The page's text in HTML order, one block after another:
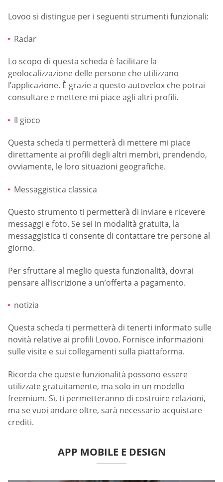
Lovoo si distingue per i seguenti strumenti funzionali:
Radar
Lo scopo di questa scheda è facilitare la
geolocalizzazione delle persone che utilizzano
l’applicazione. È grazie a questo autovelox che potrai
consultare e mettere mi piace agli altri profili.
Il gioco
Questa scheda ti permetterà di mettere mi piace
direttamente ai profili degli altri membri, prendendo,
ovviamente, le loro situazioni geografiche.
Messaggistica classica
Questo strumento ti permetterà di inviare e ricevere
messaggi e foto. Se sei in modalità gratuita, la
messaggistica ti consente di contattare tre persone al
giorno.
Per sfruttare al meglio questa funzionalità, dovrai
pensare all’iscrizione a un’offerta a pagamento.
notizia
Questa scheda ti permetterà di tenerti informato sulle
novità relative ai profili Lovoo. Fornisce informazioni
sulle visite e sui collegamenti sulla piattaforma.
Ricorda che queste funzionalità possono essere
utilizzate gratuitamente, ma solo in un modello
freemium. Sì, ti permetteranno di costruire relazioni,
ma se vuoi andare oltre, sarà necessario acquistare
crediti.
APP MOBILE E DESIGN